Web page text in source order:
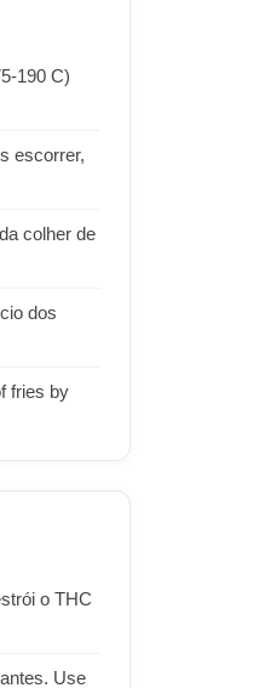
190 C)
escorrer,
colher de
dos
fries by
o THC
Use